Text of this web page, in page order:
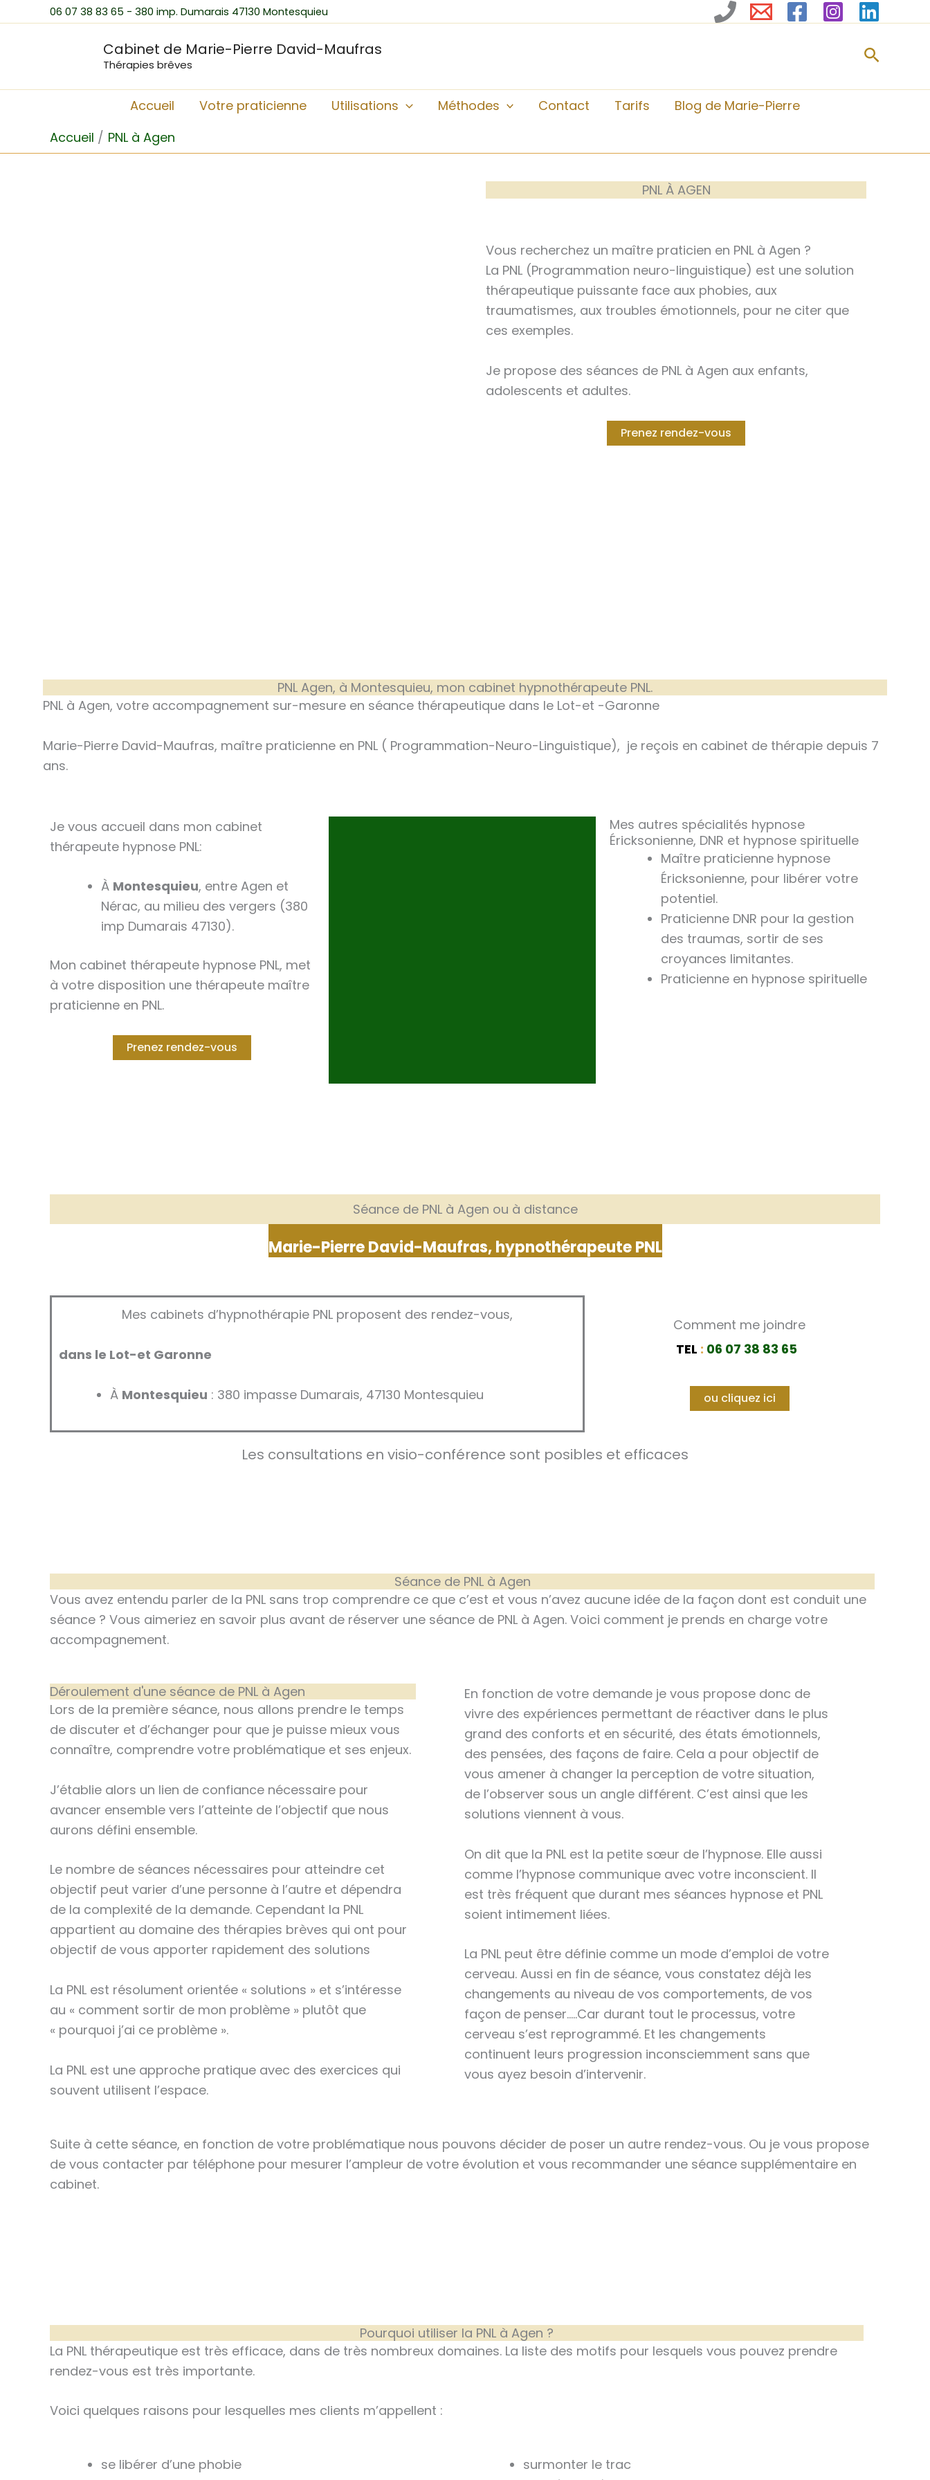
au
06 07 38 83 65 - 380 imp. Dumarais 47130 Montesquieu
Cabinet de Marie-Pierre David-Maufras
Thérapies brêves
Accueil Votre praticienne Utilisations Méthodes Contact Tarifs
Blog de Marie-Pierre
Accueil
PNL à Agen
PNL À AGEN
Vous recherchez un maître praticien en PNL à Agen ?
La PNL (Programmation neuro-linguistique) est une solution
thérapeutique puissante face aux phobies, aux
traumatismes, aux troubles émotionnels, pour ne citer que
ces exemples.
Je propose des séances de PNL à Agen aux enfants,
adolescents et adultes.
Prenez rendez-vous
PNL Agen, à Montesquieu, mon cabinet hypnothérapeute PNL.
PNL à Agen, votre accompagnement sur-mesure en séance thérapeutique dans le Lot-et -Garonne
Marie-Pierre David-Maufras, maître praticienne en PNL ( Programmation-Neuro-Linguistique), je reçois en cabinet de thérapie depuis 7
ans.
Je vous accueil dans mon cabinet
thérapeute hypnose PNL:
À Montesquieu, entre Agen et
Nérac, au milieu des vergers (380
imp Dumarais 47130).
Mon cabinet thérapeute hypnose PNL, met
à votre disposition une thérapeute maître
praticienne en PNL.
Prenez rendez-vous
Mes autres spécialités hypnose
Éricksonienne, DNR et hypnose spirituelle
Maître praticienne hypnose
Éricksonienne, pour libérer votre
potentiel.
Praticienne DNR pour la gestion
des traumas, sortir de ses
croyances limitantes.
Praticienne en hypnose spirituelle
Séance de PNL à Agen ou à distance
Marie-Pierre David-Maufras, hypnothérapeute PNL
Mes cabinets d’hypnothérapie PNL proposent des rendez-vous,
dans le Lot-et Garonne
À Montesquieu : 380 impasse Dumarais, 47130 Montesquieu
Comment me joindre
TEL : 06 07 38 83 65
ou cliquez ici
Les consultations en visio-conférence sont posibles et efficaces
Séance de PNL à Agen
Vous avez entendu parler de la PNL sans trop comprendre ce que c’est et vous n’avez aucune idée de la façon dont est conduit une
séance ? Vous aimeriez en savoir plus avant de réserver une séance de PNL à Agen. Voici comment je prends en charge votre
accompagnement.
Déroulement d'une séance de PNL à Agen
Lors de la première séance, nous allons prendre le temps
de discuter et d’échanger pour que je puisse mieux vous
connaître, comprendre votre problématique et ses enjeux.
J’établie alors un lien de confiance nécessaire pour
avancer ensemble vers l’atteinte de l’objectif que nous
aurons défini ensemble.
Le nombre de séances nécessaires pour atteindre cet
objectif peut varier d’une personne à l’autre et dépendra
de la complexité de la demande. Cependant la PNL
appartient au domaine des thérapies brèves qui ont pour
objectif de vous apporter rapidement des solutions
La PNL est résolument orientée « solutions » et s’intéresse
au « comment sortir de mon problème » plutôt que
« pourquoi j’ai ce problème ».
La PNL est une approche pratique avec des exercices qui
souvent utilisent l’espace.
En fonction de votre demande je vous propose donc de
vivre des expériences permettant de réactiver dans le plus
grand des conforts et en sécurité, des états émotionnels,
des pensées, des façons de faire. Cela a pour objectif de
vous amener à changer la perception de votre situation,
de l’observer sous un angle différent. C’est ainsi que les
solutions viennent à vous.
On dit que la PNL est la petite sœur de l’hypnose. Elle aussi
comme l’hypnose communique avec votre inconscient. Il
est très fréquent que durant mes séances hypnose et PNL
soient intimement liées.
La PNL peut être définie comme un mode d’emploi de votre
cerveau. Aussi en fin de séance, vous constatez déjà les
changements au niveau de vos comportements, de vos
façon de penser…..Car durant tout le processus, votre
cerveau s’est reprogrammé. Et les changements
continuent leurs progression inconsciemment sans que
vous ayez besoin d’intervenir.
Suite à cette séance, en fonction de votre problématique nous pouvons décider de poser un autre rendez-vous. Ou je vous propose
de vous contacter par téléphone pour mesurer l’ampleur de votre évolution et vous recommander une séance supplémentaire en
cabinet.
Pourquoi utiliser la PNL à Agen ?
La PNL thérapeutique est très efficace, dans de très nombreux domaines. La liste des motifs pour lesquels vous pouvez prendre
rendez-vous est très importante.
Voici quelques raisons pour lesquelles mes clients m’appellent :
se libérer d’une phobie
surmonter le trac